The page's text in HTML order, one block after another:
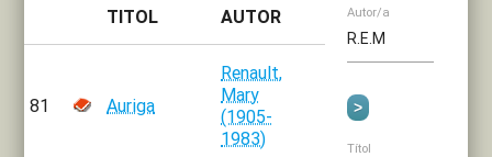
TITOL AUTOR
81 Auriga
Renault,
Mary
(1905-
1983)
Autor/a
Títol